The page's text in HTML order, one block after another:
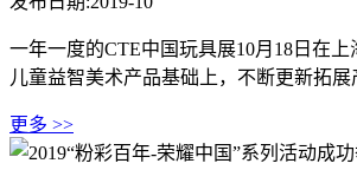
一年一度的CTE中国玩具展10月18日在
儿童益智美术产品基础上，不断更新拓
更多 >>